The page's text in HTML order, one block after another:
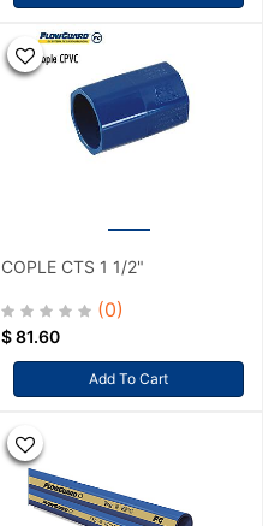
COPLE CTS 1 1/2"
(0)
$81.60
Add To Cart